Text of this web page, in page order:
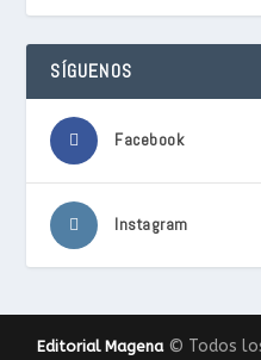
SÍGUENOS
Facebook
Instagram
Editorial Magena© Todos